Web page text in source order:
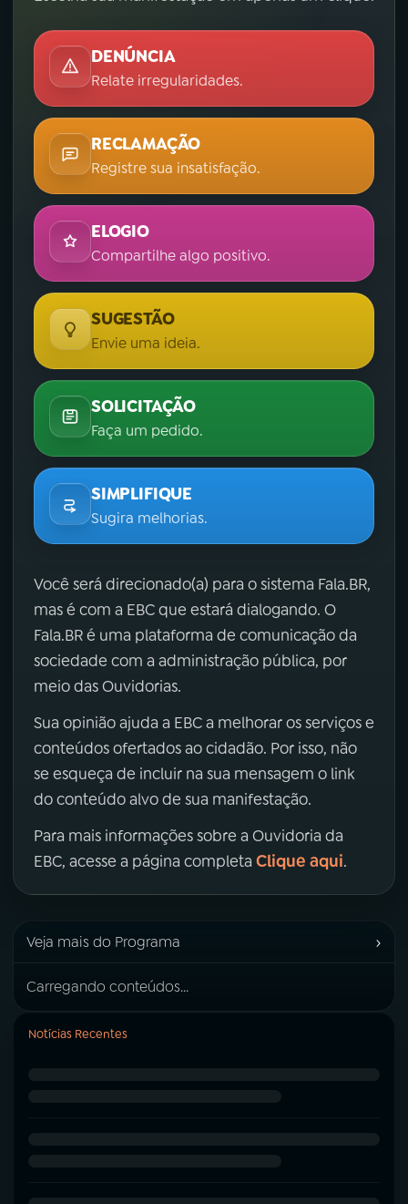
DENÚNCIA
Relate irregularidades.
RECLAMAÇÃO
Registre sua insatisfação.
ELOGIO
Compartilhe algo positivo.
SUGESTÃO
Envie uma ideia.
SOLICITAÇÃO
Faça um pedido.
SIMPLIFIQUE
Sugira melhorias.
Você será direcionado(a) para o sistema Fala.BR,
mas é com a EBC que estará dialogando. O
Fala.BR é uma plataforma de comunicação da
sociedade com a administração pública, por
meio das Ouvidorias.
Sua opinião ajuda a EBC a melhorar os serviços e
conteúdos ofertados ao cidadão. Por isso, não
se esqueça de incluir na sua mensagem o link
do conteúdo alvo de sua manifestação.
Para mais informações sobre a Ouvidoria da
EBC, acesse a página completa Clique aqui.
Veja mais do Programa ›
Carregando conteúdos...
Notícias Recentes